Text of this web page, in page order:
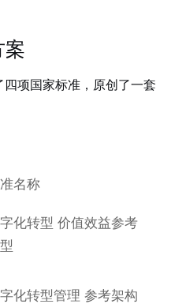
案
项国家标准，原创了一套
名称
化转型 价值效益参考
化转型管理 参考架构